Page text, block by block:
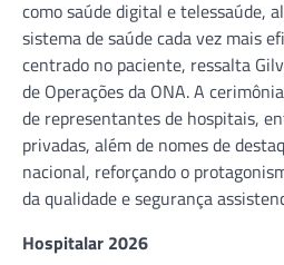
como saúde digital e telessaúde,
sistema de saúde cada vez mais
centrado no paciente, ressalta
de Operações da ONA. A
de representantes de hospitais,
privadas, além de nomes de
nacional, reforçando o
da qualidade e segurança
Hospitalar 2026